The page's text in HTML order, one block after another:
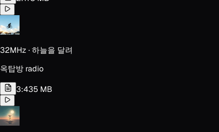
32MHz · 하늘을 달려
옥탑방 radio
3:435 MB